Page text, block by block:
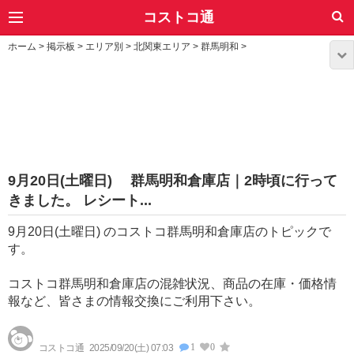
コストコ通
ホーム > 掲示板 > エリア別 > 北関東エリア > 群馬明和 >
9月20日(土曜日) 群馬明和倉庫店｜2時頃に行って
きました。 レシート...
9月20日(土曜日) のコストコ群馬明和倉庫店のトピックで
す。
コストコ群馬明和倉庫店の混雑状況、商品の在庫・価格情
報など、皆さまの情報交換にご利用下さい。
コストコ通 2025/09/20(土) 07:03 1 0